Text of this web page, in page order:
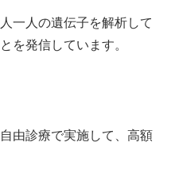
一人の遺伝子を解析して
を発信しています。
由診療で実施して、高額